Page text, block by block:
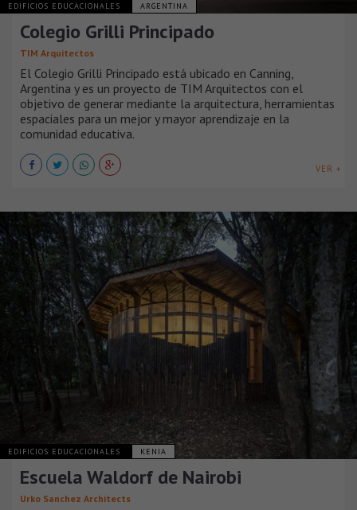
EDIFICIOS EDUCACIONALES ARGENTINA
Colegio Grilli Principado
TIM Arquitectos
El Colegio Grilli Principado está ubicado en Canning,
Argentina y es un proyecto de TIM Arquitectos con el
objetivo de generar mediante la arquitectura, herramientas
espaciales para un mejor y mayor aprendizaje en la
comunidad educativa.
VER +
EDIFICIOS EDUCACIONALES KENIA
Escuela Waldorf de Nairobi
Urko Sanchez Architects